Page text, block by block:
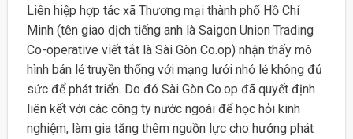
Liên hiệp hợp tác xã Thương mại thành phố Hồ Chí
Minh (tên giao dịch tiếng anh là Saigon Union Trading
Co-operative viết tắt là Sài Gòn Co.op) nhận thấy mô
hình bán lẻ truyền thống với mạng lưới nhỏ lẻ không đủ
sức để phát triển. Do đó Sài Gòn Co.op đã quyết định
liên kết với các công ty nước ngoài để học hỏi kinh
nghiệm, làm gia tăng thêm nguồn lực cho hướng phát